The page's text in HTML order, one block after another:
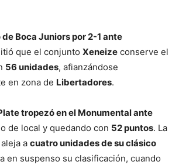
Boca Juniors por 2-1 ante
que el conjunto Xeneize conserve el
56 unidades, afianzándose
en zona de Libertadores.
tropezó en el Monumental ante
de local y quedando con 52 puntos. La
a cuatro unidades de su clásico
en suspenso su clasificación, cuando